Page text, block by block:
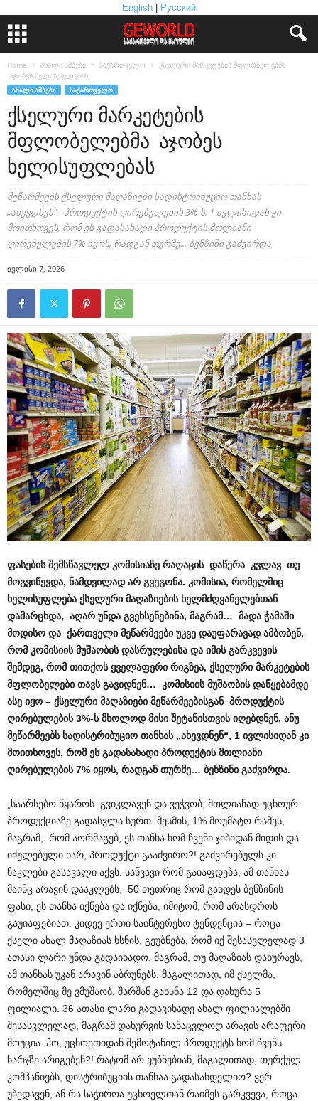
English Русский
Home ახალი ამბები საქართველო
ქსელური მარკეტების მფლობელებმა
აჯობეს ხელისუფლებას
ᲐᲮᲐᲚᲘ ᲐᲛᲑᲔᲑᲘ ᲡᲐᲥᲐᲠᲗᲕᲔᲚᲝ
ქსელური მარკეტების
მფლობელებმა აჯობეს
ხელისუფლებას
მეწარმეებს ქსელური მაღაზიები სადისტრიბუციო თანხას
„ახევდნენ“ - პროდუქტის ღირებულების 3%-ს, 1 ივლისიდან კი
მოითხოვეს, რომ ეს გადასახადი პროდუქტის მთლიანი
ღირებულების 7% იყოს, რადგან თურმე... ბენზინი გაძვირდა
ივლისი 7, 2026
ფასების შემსწავლელ კომისიაზე რაღაცის დაწერა კვლავ თუ
მოგვიწევდა, ნამდვილად არ გვეგონა. კომისია, რომელშიც
ხელისუფლება ქსელური მაღაზიების ხელმძღვანელებთან
დამარცხდა, აღარ უნდა გვეხსენებინა, მაგრამ… მადა ჭამაში
მოდისო და ქართველი მეწარმეები უკვე დაუფარავად ამბობენ,
რომ კომისიის მუშაობის დასრულებისა და იმის გარკვევის
შემდეგ, რომ თითქოს ყველაფერი რიგზეა, ქსელური მარკეტების
მფლობელები თავს გავიდნენ… კომისიის მუშაობის დაწყებამდე
ასე იყო – ქსელური მაღაზიები მეწარმეებისგან პროდუქტის
ღირებულების 3%-ს მხოლოდ მისი შეტანისთვის იღებდნენ, ანუ
მეწარმეებს სადისტრიბუციო თანხას „ახევდნენ“, 1 ივლისიდან კი
მოითხოვეს, რომ ეს გადასახადი პროდუქტის მთლიანი
ღირებულების 7% იყოს, რადგან თურმე… ბენზინი გაძვირდა.
„საარსებო წყაროს გვიკლავენ და ვეჭვობ, მთლიანად უცხოურ
პროდუქციაზე გადასვლა სურთ. მესმის, 1% მოუმატო რამეს,
მაგრამ, რომ აორმაგებ, ეს თანხა ხომ ჩვენი ჯიბიდან მიდის და
იძულებული ხარ, პროდუქტი გააძვირო?! გაძვირებულს კი
ნაკლები გასავალი აქვს. საწვავი რომ გაიაფდება, ამ თანხას
მაინც არავინ დააკლებს; 50 თეთრიც რომ გახდეს ბენზინის
ფასი, ეს თანხა იქნება და იქნება, იმიტომ, რომ არასდროს
გაუიაფებიათ. კიდევ ერთი საინტერესო ტენდენცია – როცა
ქსელი ახალ მაღაზიას ხსნის, გეუბნება, რომ იქ შესასვლელად 3
ათასი ლარი უნდა გადაიხადო, მაგრამ, თუ მაღაზიას დახურავს,
ამ თანხას უკან არავინ აბრუნებს. მაგალითად, იმ ქსელმა,
რომელშიც მე ვმუშაობ, შარშან გახსნა 12 და დახურა 5
ფილიალი. 36 ათასი ლარი გადავიხადე ახალ ფილიალებში
შესასვლელად, მაგრამ დახურვის სანაცვლოდ არავის არაფერი
მოუცია. ჰო, უცხოეთიდან შემოტანილ პროდუქტს ხომ ჩვენს
ხარჯზე არიგებენ?! რატომ არ ეუბნებიან, მაგალითად, თურქულ
კომპანიებს, დისტრიბუციის თანხაა გადასახდელიო? ვერ
უბედავენ, ან რა საჭიროა უცხოელთან რაიმეს გარკვევა, როცა